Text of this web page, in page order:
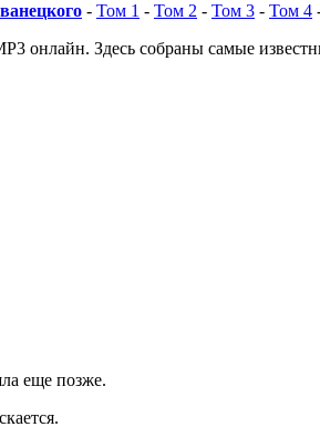
- Том 1 - Том 2 - Том 3 - Том 4
онлайн. Здесь собраны самые
еще позже.